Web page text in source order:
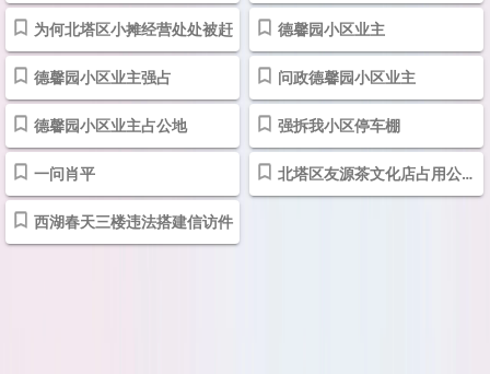
为何北塔区小摊经营处处被赶 德馨园小区业主
德馨园小区业主强占 问政德馨园小区业主
德馨园小区业主占公地 强拆我小区停车棚
一问肖平 北塔区友源茶文化店占用公共用地
西湖春天三楼违法搭建信访件